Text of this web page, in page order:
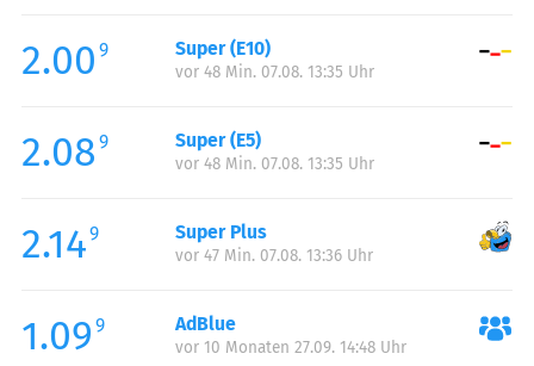
Samstag:
00:00-23:59
Sonntag:
2.00 9 Super (E10)
vor 48 Min. 07.08. 13:35 Uhr
2.08 9 Super (E5)
vor 48 Min. 07.08. 13:35 Uhr
2.149 Super Plus
vor 47 Min. 07.08. 13:36 Uhr
1.09 9 AdBlue
vor 10 Monaten 27.09. 14:48 Uhr